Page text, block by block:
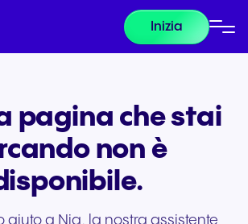
Inizia
pagina che stai
non è
aiuto a Nia, la nostra assistente